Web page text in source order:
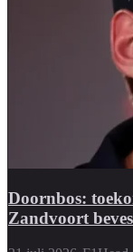
Doornbos:
Zandvoort